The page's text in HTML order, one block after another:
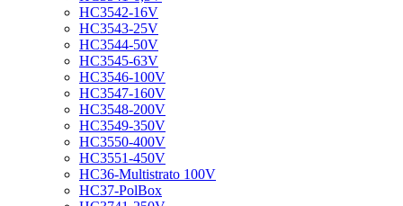
HC3542-16V
HC3543-25V
HC3544-50V
HC3545-63V
HC3546-100V
HC3547-160V
HC3548-200V
HC3549-350V
HC3550-400V
HC3551-450V
HC36-Multistrato 100V
HC37-PolBox